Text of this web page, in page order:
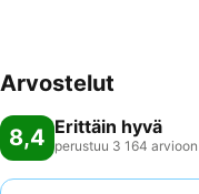
Arvostelut
8,4 Erittäin hyvä
perustuu 3 164